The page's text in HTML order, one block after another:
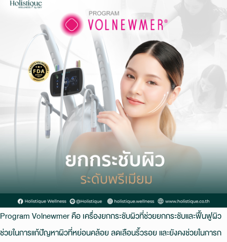
Program Volnewmer คือ เครื่องยกกระชับผิวที่ช่วยยกกระชับและฟื้นฟูผิว
ช่วยในการแก้ปัญหาผิวที่หย่อนคล้อย ลดเลือนริ้วรอย และยังคงช่วยในการก